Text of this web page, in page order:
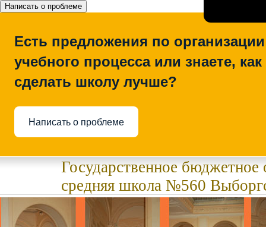
Написать о проблеме
Есть предложения по организации
учебного процесса или знаете, как
сделать школу лучше?
Написать о проблеме
Государственное
средняя школа №560